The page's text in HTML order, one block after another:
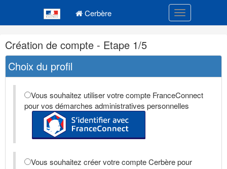
Cerbère Toggle
Navigation
et
outils
annexes
Création de compte - Etape 1/5
Choix du profil
Vous souhaitez utiliser votre compte FranceConnect
pour vos démarches administratives personnelles
Vous souhaitez créer votre compte Cerbère pour